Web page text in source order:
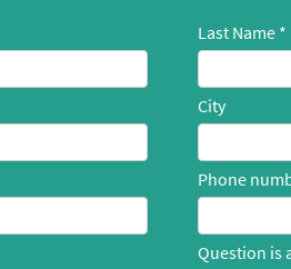
Last Name
City
Phone
Question is